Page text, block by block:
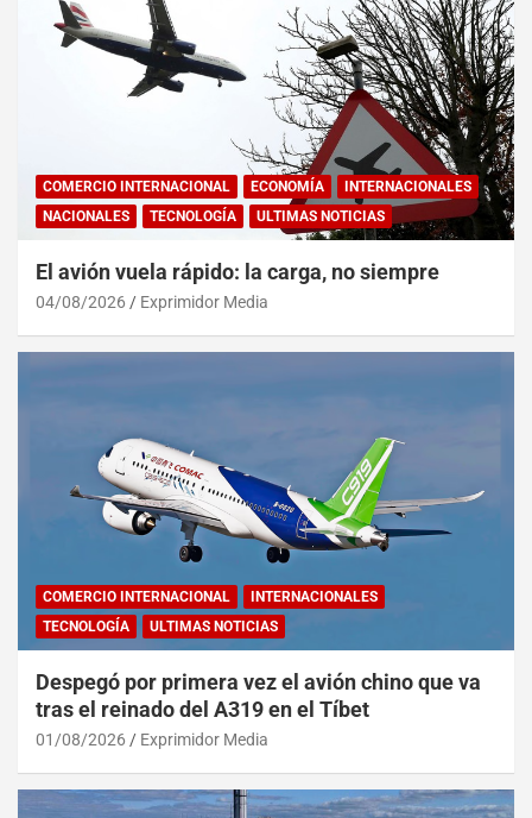
COMERCIO INTERNACIONAL ECONOMÍA
INTERNACIONALES
NACIONALES
TECNOLOGÍA ULTIMAS NOTICIAS
El avión vuela rápido: la carga, no siempre
04/08/2026 Exprimidor Media
COMERCIO INTERNACIONAL
INTERNACIONALES
TECNOLOGÍA
ULTIMAS NOTICIAS
Despegó por primera vez el avión chino que va
tras el reinado del A319 en el Tíbet
01/08/2026 Exprimidor Media